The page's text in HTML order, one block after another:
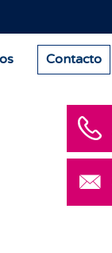
Contacto